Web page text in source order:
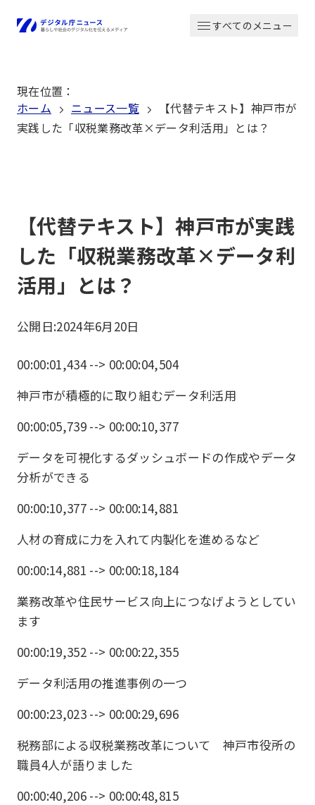
本
文
動
すべてのメニュー
現在位置 ：
ホーム
ニュース一覧
【代替テキスト】神戸市が
実践した「収税業務改革×データ利活用」とは？
【代替テキスト】神戸市が実践
した「収税業務改革×データ利
活用」とは？
公開日:2024年6月20日
00:00:01,434 --> 00:00:04,504
神戸市が積極的に取り組むデータ利活用
00:00:05,739 --> 00:00:10,377
データを可視化するダッシュボードの作成やデータ
分析ができる
00:00:10,377 --> 00:00:14,881
人材の育成に力を入れて内製化を進めるなど
00:00:14,881 --> 00:00:18,184
業務改革や住民サービス向上につなげようとしてい
ます
00:00:19,352 --> 00:00:22,355
データ利活用の推進事例の一つ
00:00:23,023 --> 00:00:29,696
税務部による収税業務改革について 神戸市役所の
職員4人が語りました
00:00:40,206 --> 00:00:48,815